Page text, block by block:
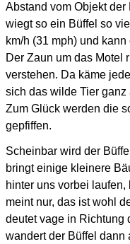
Abstand vom Objekt
wiegt so ein Büffel so
km/h (31 mph) und
Der Zaun um das Motel
verstehen. Da käme
sich das wilde Tier
Zum Glück werden die
gepfiffen.
Scheinbar wird der
bringt einige kleinere
hinter uns vorbei
meint nur, das ist wohl
deutet vage in Richtung
wandert der Büffel